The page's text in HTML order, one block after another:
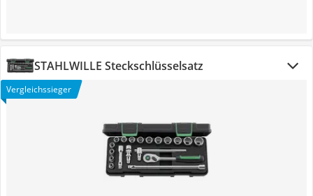
STAHLWILLE Steckschlüsselsatz
Vergleichssieger